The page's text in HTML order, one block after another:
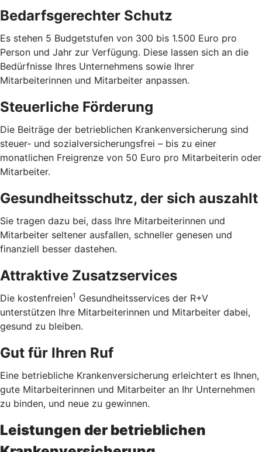
Bedarfsgerechter Schutz
Es stehen 5 Budgetstufen von 300 bis 1.500 Euro pro
Person und Jahr zur Verfügung. Diese lassen sich an die
Bedürfnisse Ihres Unternehmens sowie Ihrer
Mitarbeiterinnen und Mitarbeiter anpassen.
Steuerliche Förderung
Die Beiträge der betrieblichen Krankenversicherung sind
steuer- und sozialversicherungsfrei – bis zu einer
monatlichen Freigrenze von 50 Euro pro Mitarbeiterin oder
Mitarbeiter.
Gesundheitsschutz, der sich auszahlt
Sie tragen dazu bei, dass Ihre Mitarbeiterinnen und
Mitarbeiter seltener ausfallen, schneller genesen und
finanziell besser dastehen.
Attraktive Zusatzservices
Die kostenfreien1 Gesundheitsservices der R+V
unterstützen Ihre Mitarbeiterinnen und Mitarbeiter dabei,
gesund zu bleiben.
Gut für Ihren Ruf
Eine betriebliche Krankenversicherung erleichtert es Ihnen,
gute Mitarbeiterinnen und Mitarbeiter an Ihr Unternehmen
zu binden, und neue zu gewinnen.
Leistungen der betrieblichen